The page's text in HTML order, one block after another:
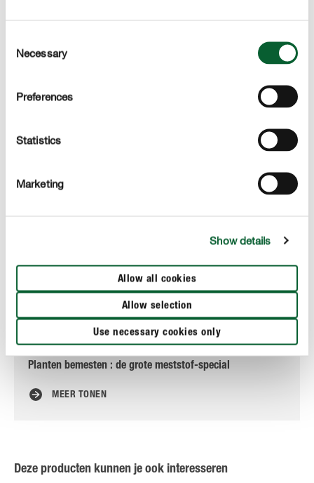
Selection
Necessary
Preferences
Statistics
Marketing
Show details
Allow all cookies
Allow selection
Use necessary cookies only
Meer inspiratie
Planten bemesten : de grote meststof-special
MEER TONEN
Deze producten kunnen je ook interesseren